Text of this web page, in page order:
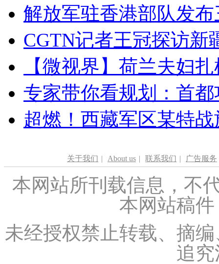
解放军驻香港部队发
CGTN记者王冠探访新
【微视界】荷兰夫妇
专家带你看规划：首
超燃！西藏军区某特
关于我们 | About us | 联系我们 | 广告服务
本网站所刊载信息，不
本网站稿
未经授权禁止转载、摘
追